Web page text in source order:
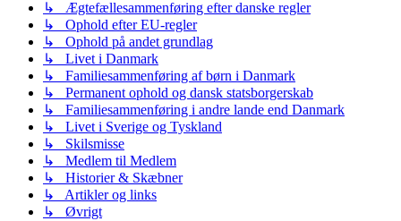
↳ Ægtefællesammenføring efter danske regler
↳ Ophold efter EU-regler
↳ Ophold på andet grundlag
↳ Livet i Danmark
↳ Familiesammenføring af børn i Danmark
↳ Permanent ophold og dansk statsborgerskab
↳ Familiesammenføring i andre lande end Danmark
↳ Livet i Sverige og Tyskland
↳ Skilsmisse
↳ Medlem til Medlem
↳ Historier & Skæbner
↳ Artikler og links
↳ Øvrigt